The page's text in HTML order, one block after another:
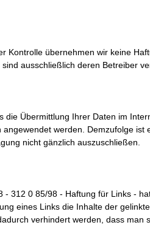
Kontrolle übernehmen wir keine
ausschließlich deren Betreiber
die Übermittlung Ihrer Daten im
angewendet werden. Demzufolge
nicht gänzlich auszuschließen.
- 312 0 85/98 - Haftung für Links -
eines Links die Inhalte der
verhindert werden, dass man